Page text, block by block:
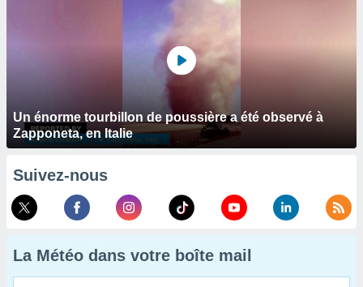
Un énorme tourbillon de poussière a été observé à
Zapponeta, en Italie
Suivez-nous
La Météo dans votre boîte mail